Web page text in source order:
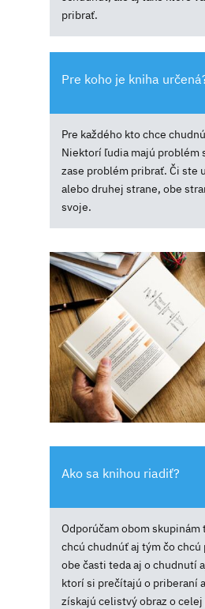
pribrať.
Pre koho je kniha
Pre každého kto chce
Niektorí ľudia majú problém
zase problém pribrať. Či ste
alebo druhej strane, obe
svoje.
Ako sa knihou riadiť?
Odporúčam obom skupinám
chcú chudnúť aj tým čo
obe časti teda aj o chudnutí
ktorí si prečítajú o priberaní
získajú celistvý obraz o